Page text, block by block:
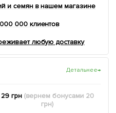
и семян в нашем магазине
000 клиентов
любую доставку
Детальнее→
29 грн (вернем бонусами 20
грн)